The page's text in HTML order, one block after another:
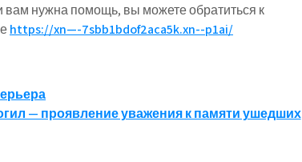
вам нужна помощь, вы можете обратиться к
https://xn—-7sbb1bdof2aca5k.xn--p1ai/
— проявление уважения к памяти ушедших